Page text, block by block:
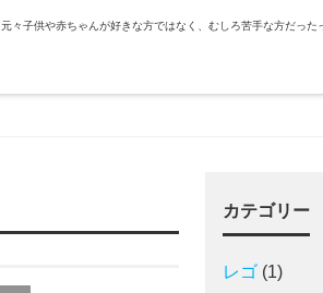
元々子供や赤ちゃんが好きな方ではなく、むしろ苦手な方だっ
カテゴリー
レゴ (1)